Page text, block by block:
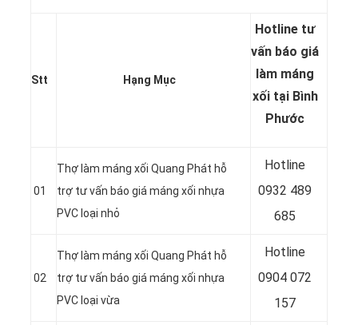
Stt Hạng Mục
Hotline tư
vấn báo giá
làm máng
xối tại Bình
Phước
01
Thợ làm máng xối Quang Phát hỗ
trợ tư vấn báo giá máng xối nhựa
PVC loại nhỏ
Hotline
0932 489
685
02
Thợ làm máng xối Quang Phát hỗ
trợ tư vấn báo giá máng xối nhựa
PVC loại vừa
Hotline
0904 072
157